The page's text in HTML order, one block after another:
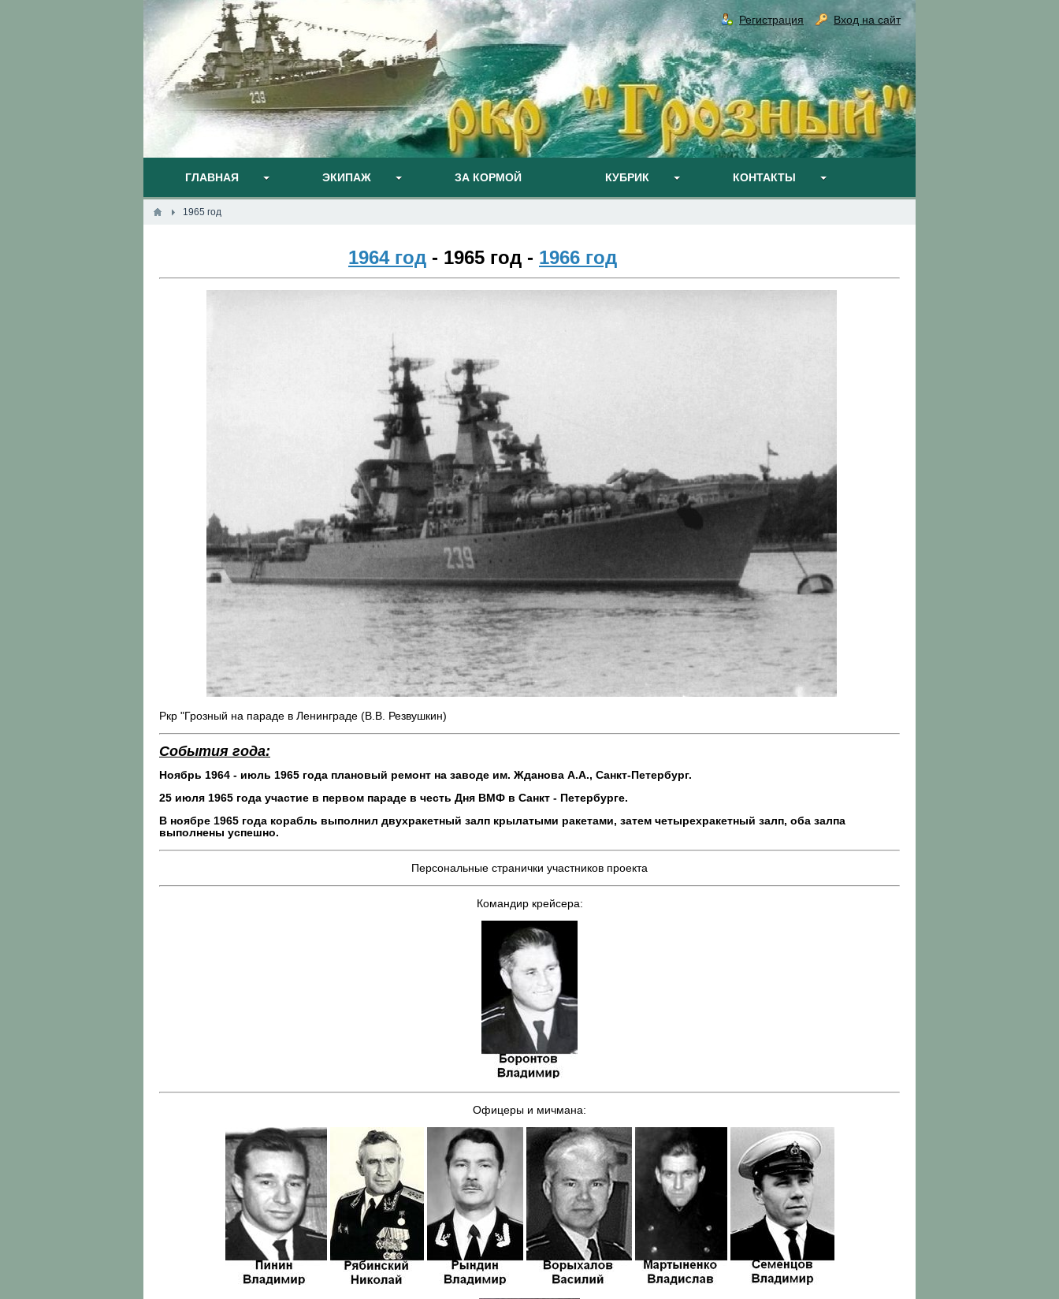
Регистрация Вход на сайт
ГЛАВНАЯ ЭКИПАЖ ЗА КОРМОЙ КУБРИК КОНТАКТЫ
1965 год
1964 год - 1965 год - 1966 год
Ркр "Грозный на параде в Ленинграде (В.В. Резвушкин)
События года:
Ноябрь 1964 - июль 1965 года плановый ремонт на заводе им. Жданова А.А., Санкт-Петербург.
25 июля 1965 года участие в первом параде в честь Дня ВМФ в Санкт - Петербурге.
В ноябре 1965 года корабль выполнил двухракетный залп крылатыми ракетами, затем четырехракетный залп, оба залпа
выполнены успешно.
Персональные странички участников проекта
Командир крейсера:
Офицеры и мичмана: